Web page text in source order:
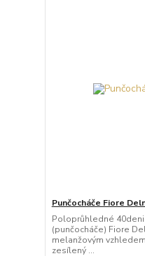
Punčocháče Fiore
Poloprůhledné
(punčocháče) Fiore
melanžovým
zesílený ...